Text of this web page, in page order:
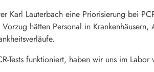
Karl Lauterbach eine Priorisierung bei
Vorzug hätten Personal in
Tests funktioniert, haben wir uns im